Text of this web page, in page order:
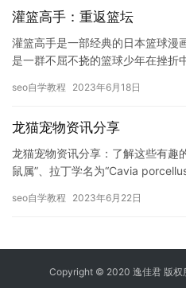
灌篮高手：重返篮坛
灌篮高手是一部经典的日本篮球漫
是一群不屈不挠的篮球少年在挫折
列的第…
seo自学教程 2023年6月18日
龙猫宠物资讯分享
龙猫宠物资讯分享：了解这些有趣
鼠属”、拉丁学名为“Cavia
seo自学教程 2023年6月22日
Copyright © 2020 逸佳君 版权